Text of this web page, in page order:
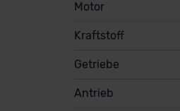
Motor
Kraftstoff
Getriebe
Antrieb